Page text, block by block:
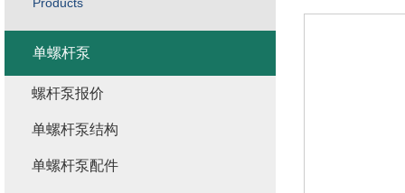
单螺杆泵
螺杆泵报价
单螺杆泵结构
单螺杆泵配件